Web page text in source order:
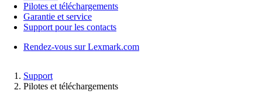
Pilotes et téléchargements
Garantie et service
Support pour les contacts
Rendez-vous sur Lexmark.com
Support
Pilotes et téléchargements